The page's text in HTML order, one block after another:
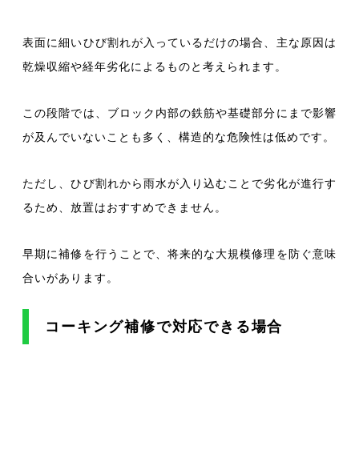
表面に細いひび割れが入っているだけの場合、主な原因は
乾燥収縮や経年劣化によるものと考えられます。
この段階では、ブロック内部の鉄筋や基礎部分にまで影響
が及んでいないことも多く、構造的な危険性は低めです。
ただし、ひび割れから雨水が入り込むことで劣化が進行す
るため、放置はおすすめできません。
早期に補修を行うことで、将来的な大規模修理を防ぐ意味
合いがあります。
コーキング補修で対応できる場合